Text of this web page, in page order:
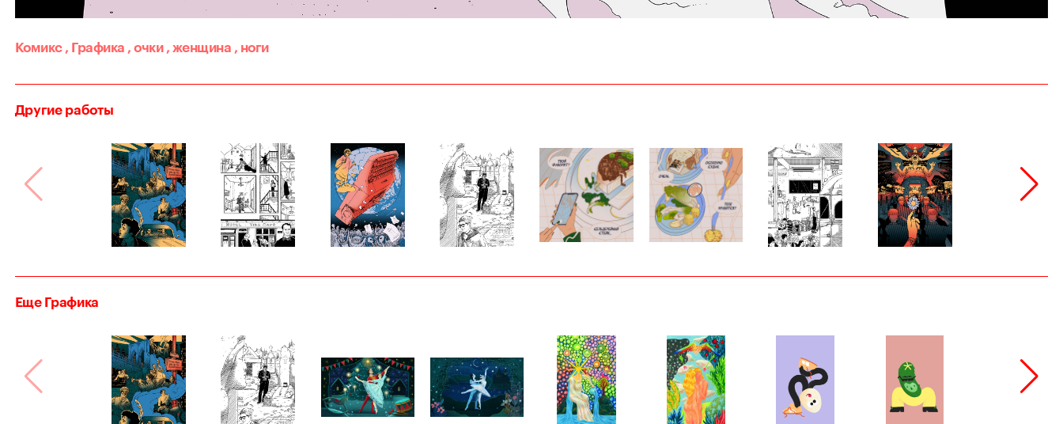
Комикс , Графика ,очки , женщина , ноги
Другие работы
Еще Графика